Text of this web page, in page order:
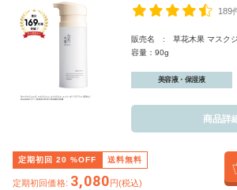
189
販売名 : 草花木果 マスクジ
容量：90g
美容液・保湿液
商品詳
定期初回 20 %OFF 送料無料
定期初回価格: 3,080円(税込)